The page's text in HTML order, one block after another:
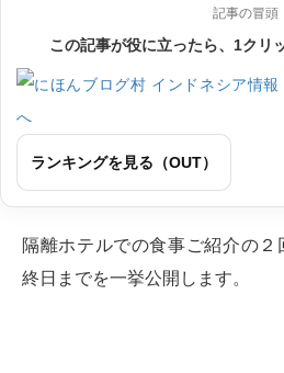
記事の冒頭
この記事が役に立ったら、1クリ
ランキングを見る（OUT）
隔離ホテルでの食事ご紹介の
終日までを一挙公開します。